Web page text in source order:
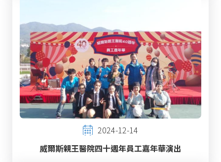
2024-12-14
威爾斯親王醫院四十週年員工嘉年華演出